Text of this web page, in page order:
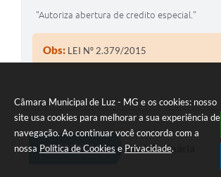
Câmara Municipal de Luz - MG e os cookies: nosso
site usa cookies para melhorar a sua experiência de
navegação. Ao continuar você concorda com a
nossa Política de Cookies e Privacidade.
"Autoriza abertura de credito especial."
Obs: LEI Nº 2.379/2015
Nº 23782015 Lei Ordinária